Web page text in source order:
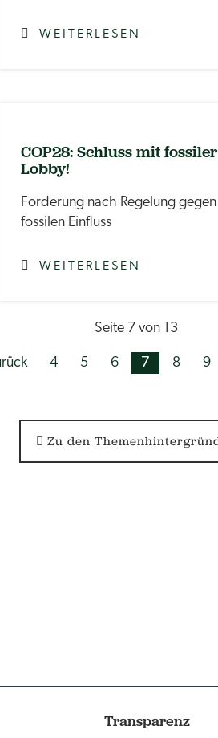
WEITERLESEN
COP28: Schluss mit fossiler
Lobby!
Forderung nach Regelung gegen
fossilen Einfluss
WEITERLESEN
Seite 7 von 13
4 5 6 7 8 9
Zu den
Transparenz